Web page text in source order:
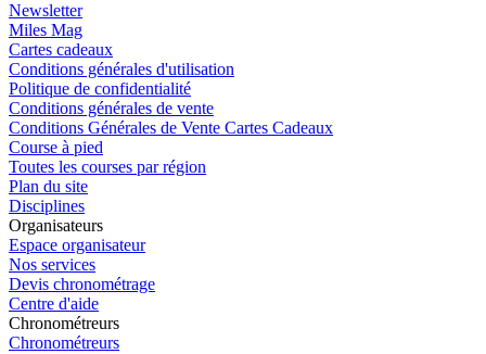
Newsletter
Miles Mag
Cartes cadeaux
Conditions générales d'utilisation
Politique de confidentialité
Conditions générales de vente
Conditions Générales de Vente Cartes Cadeaux
Course à pied
Toutes les courses par région
Plan du site
Disciplines
Organisateurs
Espace organisateur
Nos services
Devis chronométrage
Centre d'aide
Chronométreurs
Chronométreurs